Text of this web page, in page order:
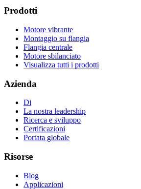
Prodotti
Motore vibrante
Montaggio su flangia
Flangia centrale
Motore sbilanciato
Visualizza tutti i prodotti
Azienda
Di
La nostra leadership
Ricerca e sviluppo
Certificazioni
Portata globale
Risorse
Blog
Applicazioni